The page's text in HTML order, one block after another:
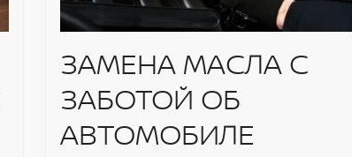
ЗАМЕНА МАСЛА С
ЗАБОТОЙ ОБ
АВТОМОБИЛЕ